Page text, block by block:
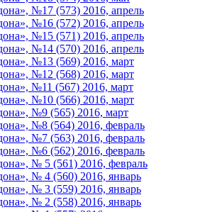
№17 (573) 2016, апрель
№16 (572) 2016, апрель
№15 (571) 2016, апрель
№14 (570) 2016, апрель
№13 (569) 2016, март
№12 (568) 2016, март
№11 (567) 2016, март
№10 (566) 2016, март
№9 (565) 2016, март
№8 (564) 2016, февраль
№7 (563) 2016, февраль
№6 (562) 2016, февраль
№ 5 (561) 2016, февраль
№ 4 (560) 2016, январь
№ 3 (559) 2016, январь
№ 2 (558) 2016, январь